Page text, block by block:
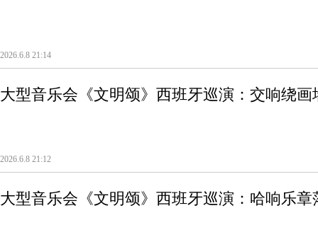
2026.6.8 21:14
大型音乐会《文明颂》西班牙巡演：交响绕
2026.6.8 21:12
大型音乐会《文明颂》西班牙巡演：哈响乐